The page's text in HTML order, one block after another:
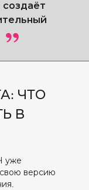
создаёт
ЧТО
В
уже
версию